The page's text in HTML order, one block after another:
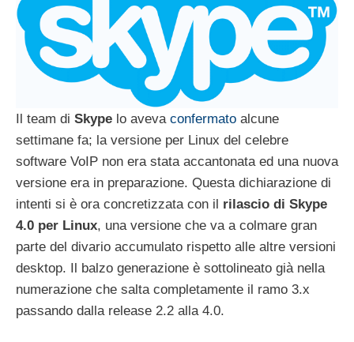
Il team di Skype lo aveva confermato alcune
settimane fa; la versione per Linux del celebre
software VoIP non era stata accantonata ed una nuova
versione era in preparazione. Questa dichiarazione di
intenti si è ora concretizzata con il rilascio di Skype
4.0 per Linux, una versione che va a colmare gran
parte del divario accumulato rispetto alle altre versioni
desktop. Il balzo generazione è sottolineato già nella
numerazione che salta completamente il ramo 3.x
passando dalla release 2.2 alla 4.0.